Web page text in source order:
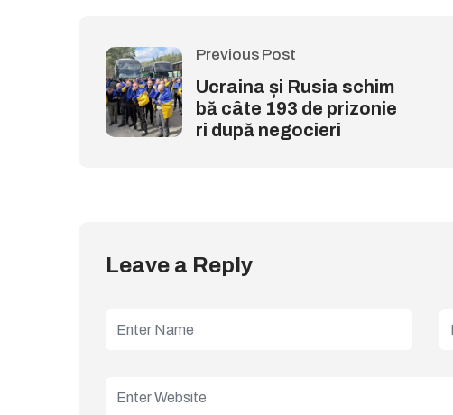
Previous Post
Ucraina și Rusia schim
bă câte 193 de prizonie
ri după negocieri
Leave a Reply